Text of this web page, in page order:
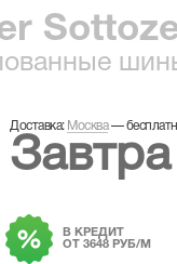
Доставка: Москва—
Завтра
В КРЕДИТ
ОТ 3648 РУБ/М